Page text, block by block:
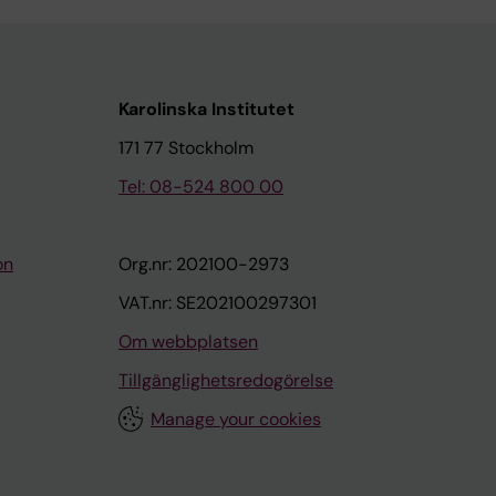
Karolinska Institutet
171 77 Stockholm
Tel: 08-524 800 00
Org.nr: 202100-2973
VAT.nr: SE202100297301
Om webbplatsen
Tillgänglighetsredogörelse
Manage your cookies